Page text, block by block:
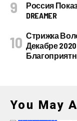
Россия
DREAMER
Стрижка
Декабре
You May